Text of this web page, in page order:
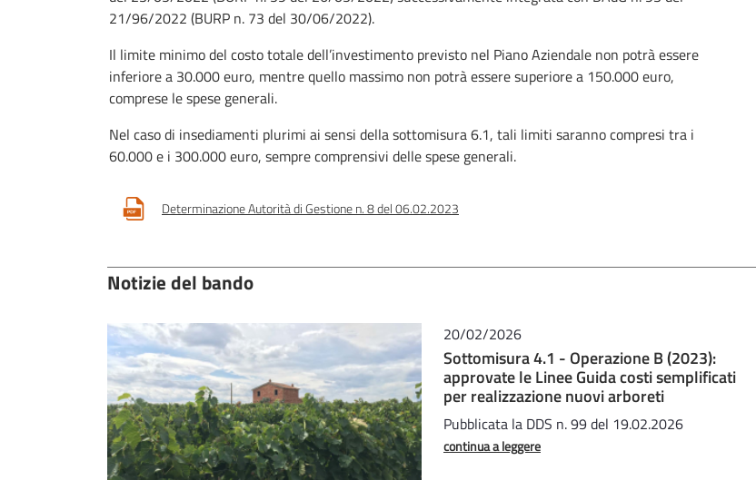
21/96/2022 (BURP n. 73 del 30/06/2022).
Il limite minimo del costo totale dell’investimento previsto nel Piano Aziendale non potrà essere
inferiore a 30.000 euro, mentre quello massimo non potrà essere superiore a 150.000 euro,
comprese le spese generali.
Nel caso di insediamenti plurimi ai sensi della sottomisura 6.1, tali limiti saranno compresi tra i
60.000 e i 300.000 euro, sempre comprensivi delle spese generali.
Determinazione Autorità di Gestione n. 8 del 06.02.2023
Notizie del bando
20/02/2026
Sottomisura 4.1 - Operazione B (2023):
approvate le Linee Guida costi semplificati
per realizzazione nuovi arboreti
Pubblicata la DDS n. 99 del 19.02.2026
continua a leggere